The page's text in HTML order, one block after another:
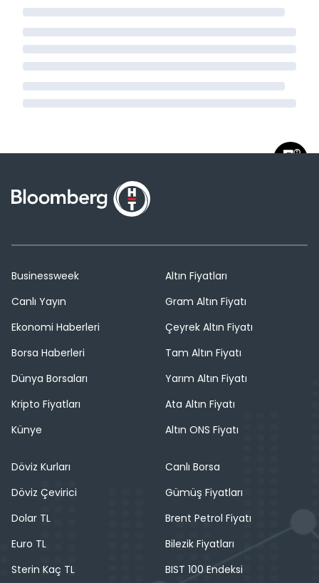
Businessweek
Canlı Yayın
Ekonomi Haberleri
Borsa Haberleri
Dünya Borsaları
Kripto Fiyatları
Künye
Altın Fiyatları
Gram Altın Fiyatı
Çeyrek Altın Fiyatı
Tam Altın Fiyatı
Yarım Altın Fiyatı
Ata Altın Fiyatı
Altın ONS Fiyatı
Döviz Kurları
Döviz Çevirici
Dolar TL
Euro TL
Sterin Kaç TL
Canlı Borsa
Gümüş Fiyatları
Brent Petrol Fiyatı
Bilezik Fiyatları
BIST 100 Endeksi